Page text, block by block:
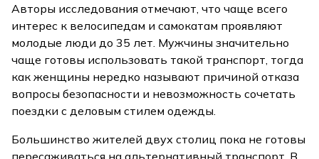
Авторы исследования отмечают, что чаще всего
интерес к велосипедам и самокатам проявляют
молодые люди до 35 лет. Мужчины значительно
чаще готовы использовать такой транспорт, тогда
как женщины нередко называют причиной отказа
вопросы безопасности и невозможность сочетать
поездки с деловым стилем одежды.
Большинство жителей двух столиц пока не готовы
пересаживаться на альтернативный транспорт. В